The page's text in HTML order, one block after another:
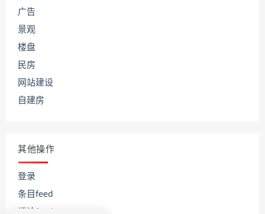
广告
景观
楼盘
民房
网站建设
自建房
其他操作
登录
条目feed